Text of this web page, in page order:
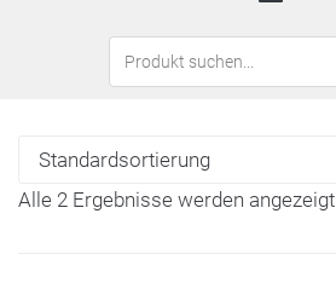
Alle 2 Ergebnisse werden angezeigt